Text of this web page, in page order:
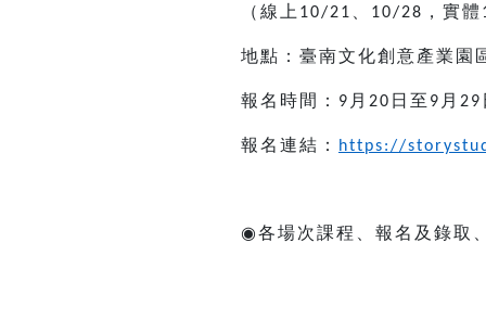
（線上 10/21 10/28 ，實體
地點：臺南文化創意產業園
報名時間： 9 月 20 日至 9 月 29
報名連結： https://
◉各場次課程、報名及錄取